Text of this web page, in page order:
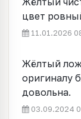
цвет
11.01.2026
Жёлтый
оригиналу
довольна.
03.09.2024